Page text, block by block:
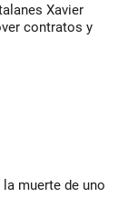
Xavier
contratos y
muerte de uno